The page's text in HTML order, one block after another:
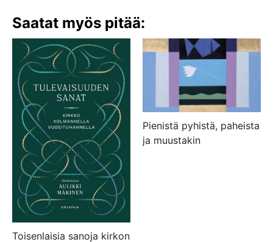
Saatat myös pitää:
Toisenlaisia sanoja kirkon
Pienistä pyhistä, paheista
ja muustakin